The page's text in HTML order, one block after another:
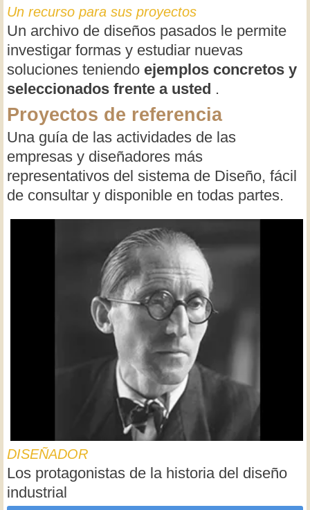
Un recurso para sus proyectos
Un archivo de diseños pasados ​​le permite
investigar formas y estudiar nuevas
soluciones teniendo ejemplos concretos y
seleccionados frente a usted .
Proyectos de referencia
Una guía de las actividades de las
empresas y diseñadores más
representativos del sistema de Diseño, fácil
de consultar y disponible en todas partes.
DISEÑADOR
Los protagonistas de la historia del diseño
industrial